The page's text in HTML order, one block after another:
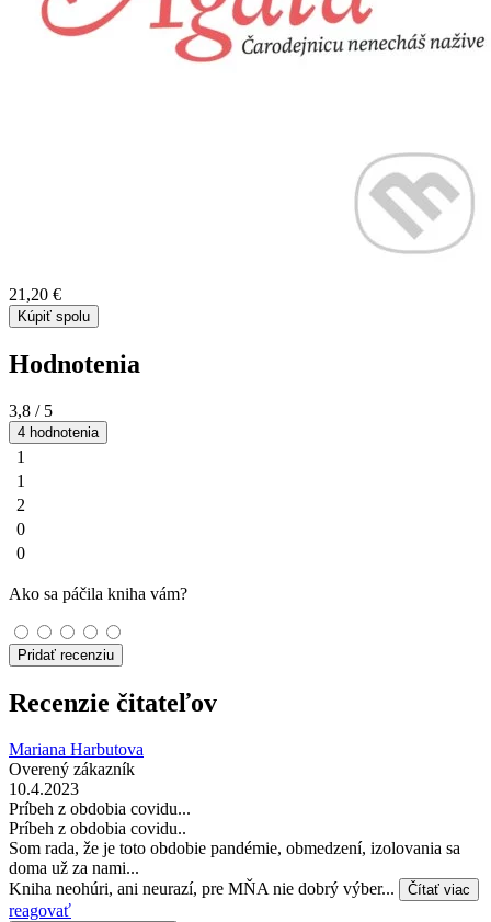
21,20 €
Kúpiť spolu
Hodnotenia
3,8 / 5
4 hodnotenia
1
1
2
0
0
Ako sa páčila kniha vám?
Pridať recenziu
Recenzie čitateľov
Mariana Harbutova
Overený zákazník
10.4.2023
Príbeh z obdobia covidu...
Príbeh z obdobia covidu..
Som rada, že je toto obdobie pandémie, obmedzení, izolovania sa
doma už za nami...
Kniha neohúri, ani neurazí, pre MŇA nie dobrý výber...
Čítať viac
reagovať